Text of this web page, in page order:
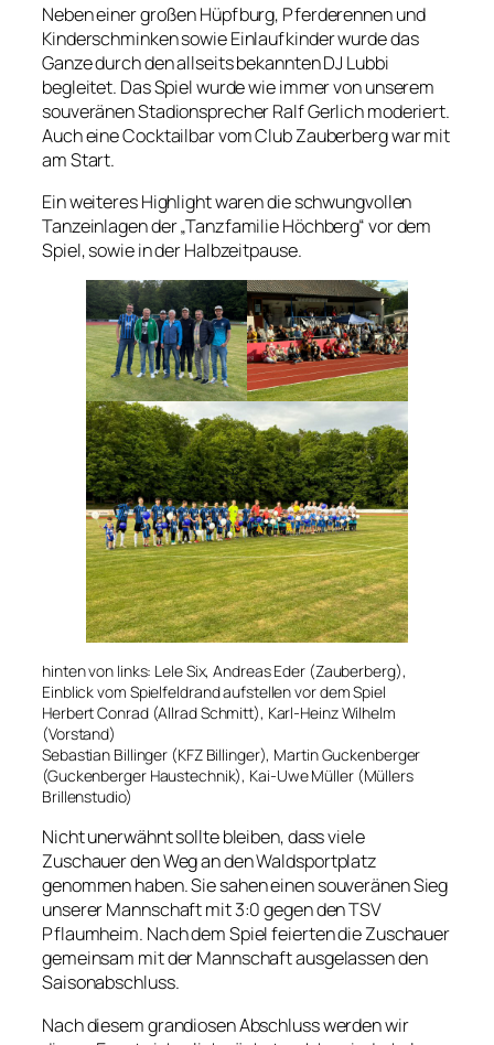
Neben einer großen Hüpfburg, Pferderennen und
Kinderschminken sowie Einlaufkinder wurde das
Ganze durch den allseits bekannten DJ Lubbi
begleitet. Das Spiel wurde wie immer von unserem
souveränen Stadionsprecher Ralf Gerlich moderiert.
Auch eine Cocktailbar vom Club Zauberberg war mit
am Start.
Ein weiteres Highlight waren die schwungvollen
Tanzeinlagen der „Tanzfamilie Höchberg“ vor dem
Spiel, sowie in der Halbzeitpause.
hinten von links: Lele Six, Andreas Eder (Zauberberg),
Einblick vom Spielfeldrand aufstellen vor dem Spiel
Herbert Conrad (Allrad Schmitt), Karl-Heinz Wilhelm
(Vorstand)
Sebastian Billinger (KFZ Billinger), Martin Guckenberger
(Guckenberger Haustechnik), Kai-Uwe Müller (Müllers
Brillenstudio)
Nicht unerwähnt sollte bleiben, dass viele
Zuschauer den Weg an den Waldsportplatz
genommen haben. Sie sahen einen souveränen Sieg
unserer Mannschaft mit 3:0 gegen den TSV
Pflaumheim. Nach dem Spiel feierten die Zuschauer
gemeinsam mit der Mannschaft ausgelassen den
Saisonabschluss.
Nach diesem grandiosen Abschluss werden wir